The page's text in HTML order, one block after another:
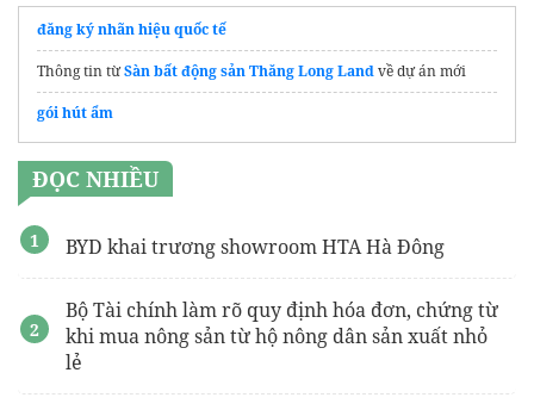
đăng ký nhãn hiệu quốc tế
Thông tin từSàn bất động sản Thăng Long Landvề dự án mới
gói hút ẩm
ĐỌC NHIỀU
BYD khai trương showroom HTA Hà Đông
Bộ Tài chính làm rõ quy định hóa đơn, chứng từ
khi mua nông sản từ hộ nông dân sản xuất nhỏ
lẻ